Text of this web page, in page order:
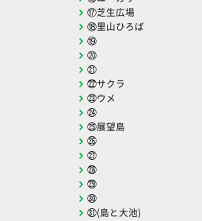
⑰芝生広場
⑱里山ひろば
⑲
⑳
㉑
㉒サクラ
㉓ウメ
㉔
㉕展望島
㉖
㉗
㉘
㉙
㉚
㉛(島と大池)